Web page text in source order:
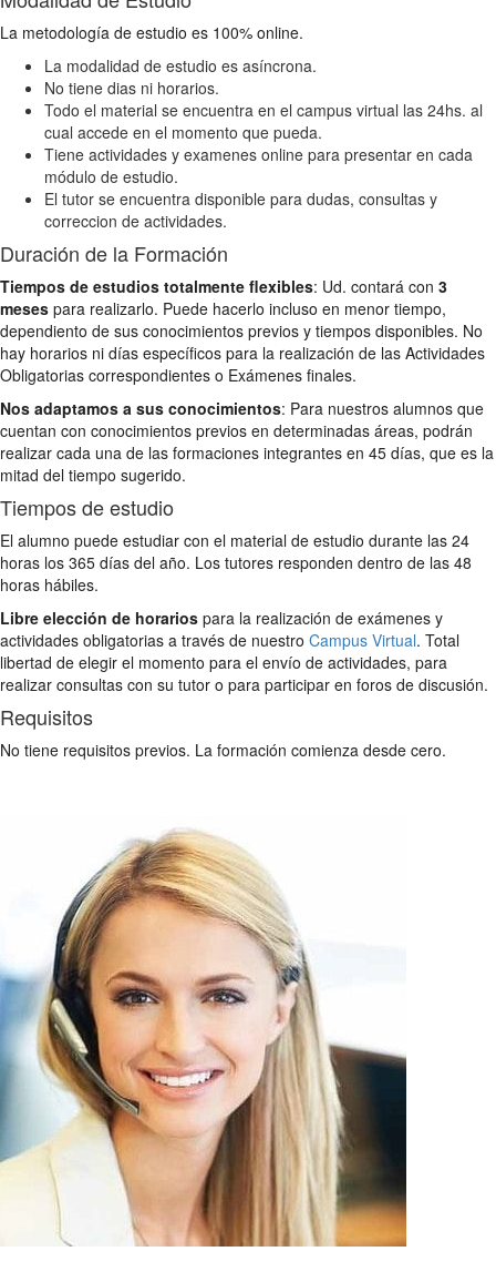
La metodología de estudio es 100% online.
La modalidad de estudio es asíncrona.
No tiene dias ni horarios.
Todo el material se encuentra en el campus virtual las 24hs. al
cual accede en el momento que pueda.
Tiene actividades y examenes online para presentar en cada
módulo de estudio.
El tutor se encuentra disponible para dudas, consultas y
correccion de actividades.
Duración de la Formación
Tiempos de estudios totalmente flexibles: Ud. contará con 3
meses para realizarlo. Puede hacerlo incluso en menor tiempo,
dependiento de sus conocimientos previos y tiempos disponibles. No
hay horarios ni días específicos para la realización de las Actividades
Obligatorias correspondientes o Exámenes finales.
Nos adaptamos a sus conocimientos: Para nuestros alumnos que
cuentan con conocimientos previos en determinadas áreas, podrán
realizar cada una de las formaciones integrantes en 45 días, que es la
mitad del tiempo sugerido.
Tiempos de estudio
El alumno puede estudiar con el material de estudio durante las 24
horas los 365 días del año. Los tutores responden dentro de las 48
horas hábiles.
Libre elección de horarios para la realización de exámenes y
actividades obligatorias a través de nuestro Campus Virtual. Total
libertad de elegir el momento para el envío de actividades, para
realizar consultas con su tutor o para participar en foros de discusión.
Requisitos
No tiene requisitos previos. La formación comienza desde cero.